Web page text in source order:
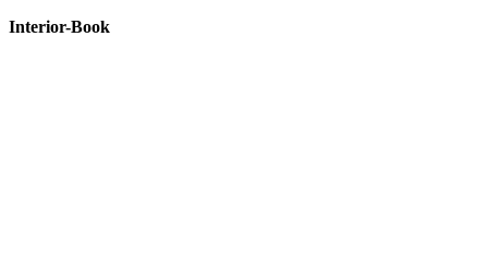
Interior-Book